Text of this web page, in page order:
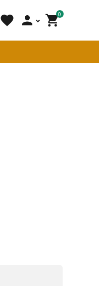
favorite person 0
shopping_cart